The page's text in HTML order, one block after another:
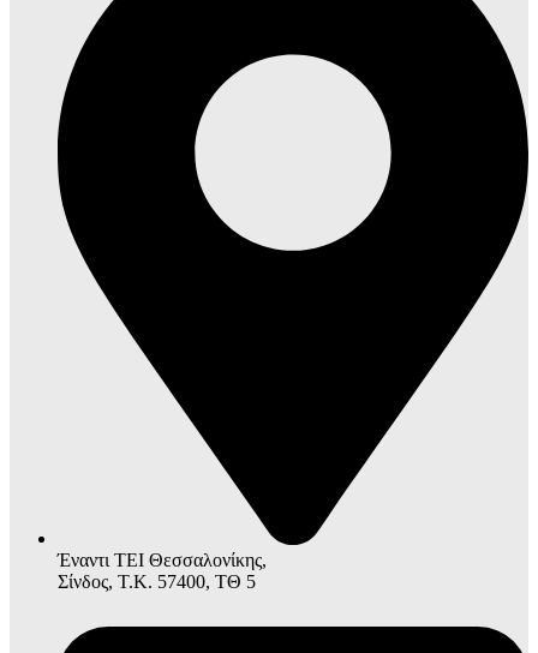
Έναντι ΤΕΙ Θεσσαλονίκης,
Σίνδος, Τ.Κ. 57400, ΤΘ 5